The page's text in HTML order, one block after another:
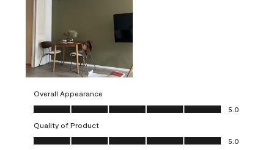
Overall Appearance
Overall Appearance, 5.0 out of 5
5.0
Quality of Product
Quality of Product, 5.0 out of 5
5.0